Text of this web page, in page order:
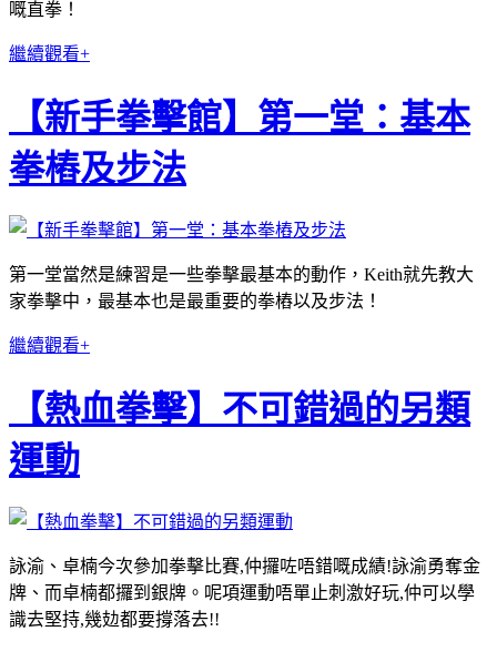
嘅直拳！
繼續觀看+
【新手拳擊館】第一堂：基本
拳樁及步法
第一堂當然是練習是一些拳擊最基本的動作，Keith就先教大
家拳擊中，最基本也是最重要的拳樁以及步法！
繼續觀看+
【熱血拳擊】不可錯過的另類
運動
詠渝、卓楠今次參加拳擊比賽,仲攞咗唔錯嘅成績!詠渝勇奪金
牌、而卓楠都攞到銀牌。呢項運動唔單止刺激好玩,仲可以學
識去堅持,幾攰都要撐落去!!